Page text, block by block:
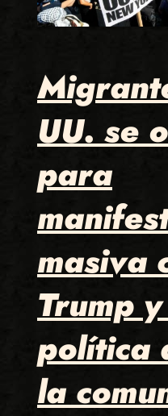
UU. se
para
masiva
Trump
política
la